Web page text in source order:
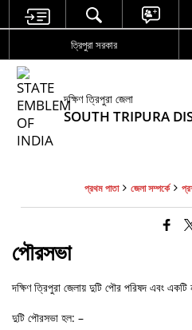
ত্রিপুরা সরকার
দক্ষিণ ত্রিপুরা জেলা
SOUTH TRIPURA
প্রথম পাতা জেলা সম্পর্কে
পৌরসভা
দক্ষিণ ত্রিপুরা জেলায় দুটি পৌর পরিষদ এবং একটি
দুটি পৌরসভা হল: –